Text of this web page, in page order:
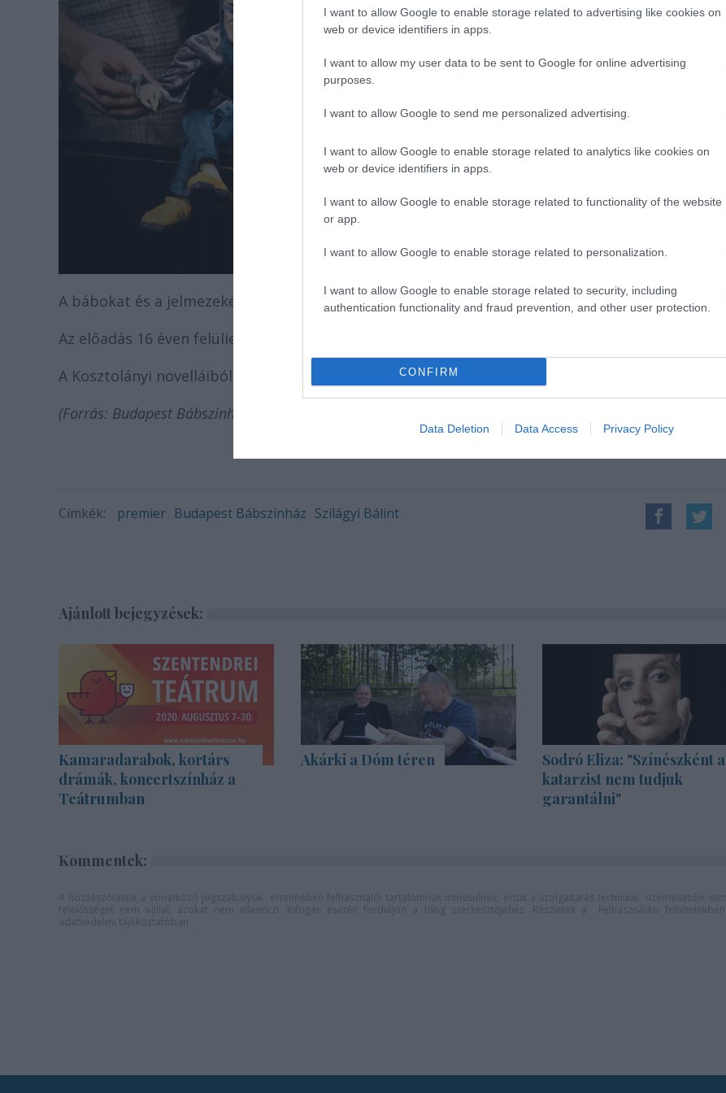
I want to allow Google to enable storage related to advertising like cookies on
web or device identifiers in apps.
I want to allow my user data to be sent to Google for online advertising
purposes.
I want to allow Google to send me personalized advertising.
I want to allow Google to enable storage related to analytics like cookies on
web or device identifiers in apps.
I want to allow Google to enable storage related to functionality of the website
or app.
I want to allow Google to enable storage related to personalization.
I want to allow Google to enable storage related to security, including
authentication functionality and fraud prevention, and other user protection.
CONFIRM
Data Deletion Data Access Privacy Policy
A bábokat és a jelmezeket Lázár Helgatervezte.
Az előadás 16 éven felülieknek ajánlott.
A Kosztolányi novelláiból készült előadás december 10-től látható a Kemény Henrik Teremben.
(Forrás: Budapest Bábszínház)
Címkék: premier Budapest Bábszínház Szilágyi Bálint
Ajánlott bejegyzések:
Kamaradarabok, kortárs
drámák, koncertszínház a
Teátrumban
Akárki a Dóm téren
Sodró Eliza: "Színészként a
katarzist nem tudjuk
garantálni"
Kommentek: